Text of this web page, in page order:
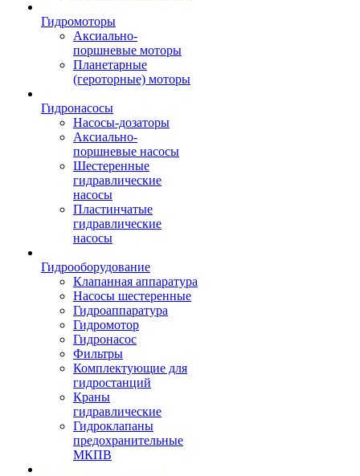
Гидромоторы
Аксиально-
поршневые моторы
Планетарные
(героторные) моторы
Гидронасосы
Насосы-дозаторы
Аксиально-
поршневые насосы
Шестеренные
гидравлические
насосы
Пластинчатые
гидравлические
насосы
Гидрооборудование
Клапанная аппаратура
Насосы шестеренные
Гидроаппаратура
Гидромотор
Гидронасос
Фильтры
Комплектующие для
гидростанций
Краны
гидравлические
Гидроклапаны
предохранительные
МКПВ